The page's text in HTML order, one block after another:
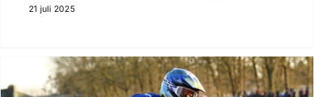
21 juli 2025